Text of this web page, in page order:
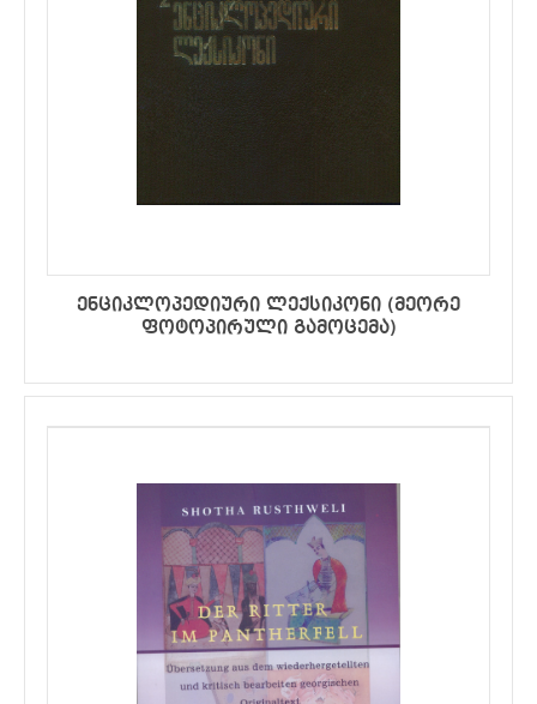
ენციკლოპედიური ლექსიკონი (მეორე
ფოტოპირული გამოცემა)